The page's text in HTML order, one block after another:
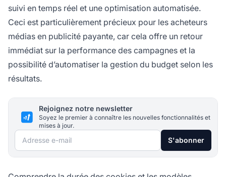
suivi en temps réel et une optimisation automatisée.
Ceci est particulièrement précieux pour les acheteurs
médias en publicité payante, car cela offre un retour
immédiat sur la performance des campagnes et la
possibilité d’automatiser la gestion du budget selon les
résultats.
Rejoignez notre newsletter
Soyez le premier à connaître les nouvelles fonctionnalités et
mises à jour.
Adresse e-mail S'abonner